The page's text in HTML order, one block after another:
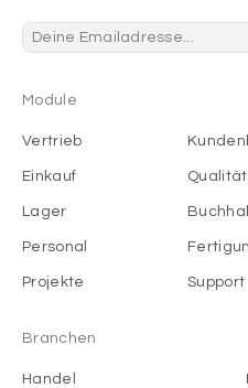
Module
Vertrieb
Einkauf
Lager
Personal
Projekte Support
Branchen
Handel